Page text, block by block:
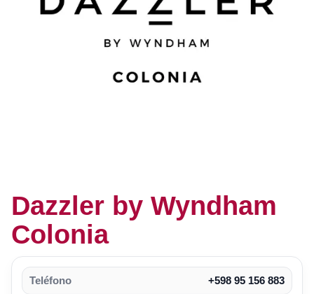
Dazzler by Wyndham
Colonia
Teléfono +598 95 156 883